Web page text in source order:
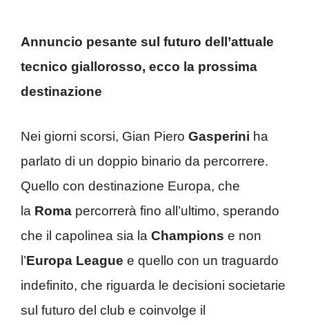
Annuncio pesante sul futuro dell’attuale
tecnico giallorosso, ecco la prossima
destinazione
Nei giorni scorsi, Gian Piero Gasperini ha
parlato di un doppio binario da percorrere.
Quello con destinazione Europa, che
la Roma percorrerà fino all’ultimo, sperando
che il capolinea sia la Champions e non
l’Europa League e quello con un traguardo
indefinito, che riguarda le decisioni societarie
sul futuro del club e coinvolge il